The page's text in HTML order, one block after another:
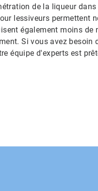
de la liqueur
lessiveurs permettent
également moins
Si vous avez besoin
équipe d'experts est